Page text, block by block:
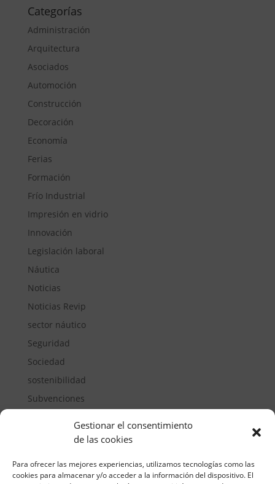
Gestionar el consentimiento
de las cookies
Para ofrecer las mejores experiencias, utilizamos tecnologías como las
cookies para almacenar y/o acceder a la información del dispositivo. El
Categorías
Administración
Arquitectura
Asociados
Automoción
Construcción
Decoración
Economía
Ferias
Formación
Frío Industrial
Impresión en vidrio
Innovación
Legislación laboral
Náutica
Noticias
Noticias Revip
sector náutico
Seguridad
Sociedad
sostenibilidad
Subvenciones